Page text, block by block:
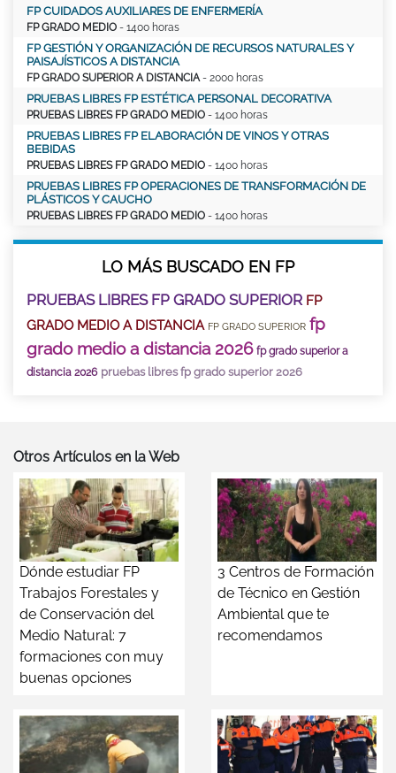
FP CUIDADOS AUXILIARES DE ENFERMERÍA
FP GRADO MEDIO - 1400 horas
FP GESTIÓN Y ORGANIZACIÓN DE RECURSOS NATURALES Y
PAISAJÍSTICOS A DISTANCIA
FP GRADO SUPERIOR A DISTANCIA- 2000 horas
PRUEBAS LIBRES FP ESTÉTICA PERSONAL DECORATIVA
PRUEBAS LIBRES FP GRADO MEDIO - 1400 horas
PRUEBAS LIBRES FP ELABORACIÓN DE VINOS Y OTRAS
BEBIDAS
PRUEBAS LIBRES FP GRADO MEDIO - 1400 horas
PRUEBAS LIBRES FP OPERACIONES DE TRANSFORMACIÓN DE
PLÁSTICOS Y CAUCHO
PRUEBAS LIBRES FP GRADO MEDIO - 1400 horas
LO MÁS BUSCADO EN FP
PRUEBAS LIBRES FP GRADO SUPERIOR FP
GRADO MEDIO A DISTANCIA FP GRADO SUPERIOR fp
grado medio a distancia 2026 fp grado superior a
distancia 2026 pruebas libres fp grado superior 2026
Otros Artículos en la Web
Dónde estudiar FP
Trabajos Forestales y
de Conservación del
Medio Natural: 7
formaciones con muy
buenas opciones
3 Centros de Formación
de Técnico en Gestión
Ambiental que te
recomendamos